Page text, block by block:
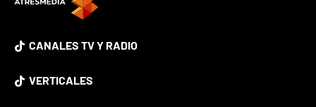
CANALES TV Y RADIO
VERTICALES